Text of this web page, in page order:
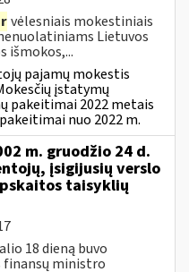
vėlesniais mokestiniais
Lietuvos
išmokos,...
pajamų mokestis
įstatymų
pakeitimai 2022 metais
nuo 2022 m.
m. gruodžio 24 d.
įsigijusių verslo
taisyklių
18 dieną buvo
finansų ministro